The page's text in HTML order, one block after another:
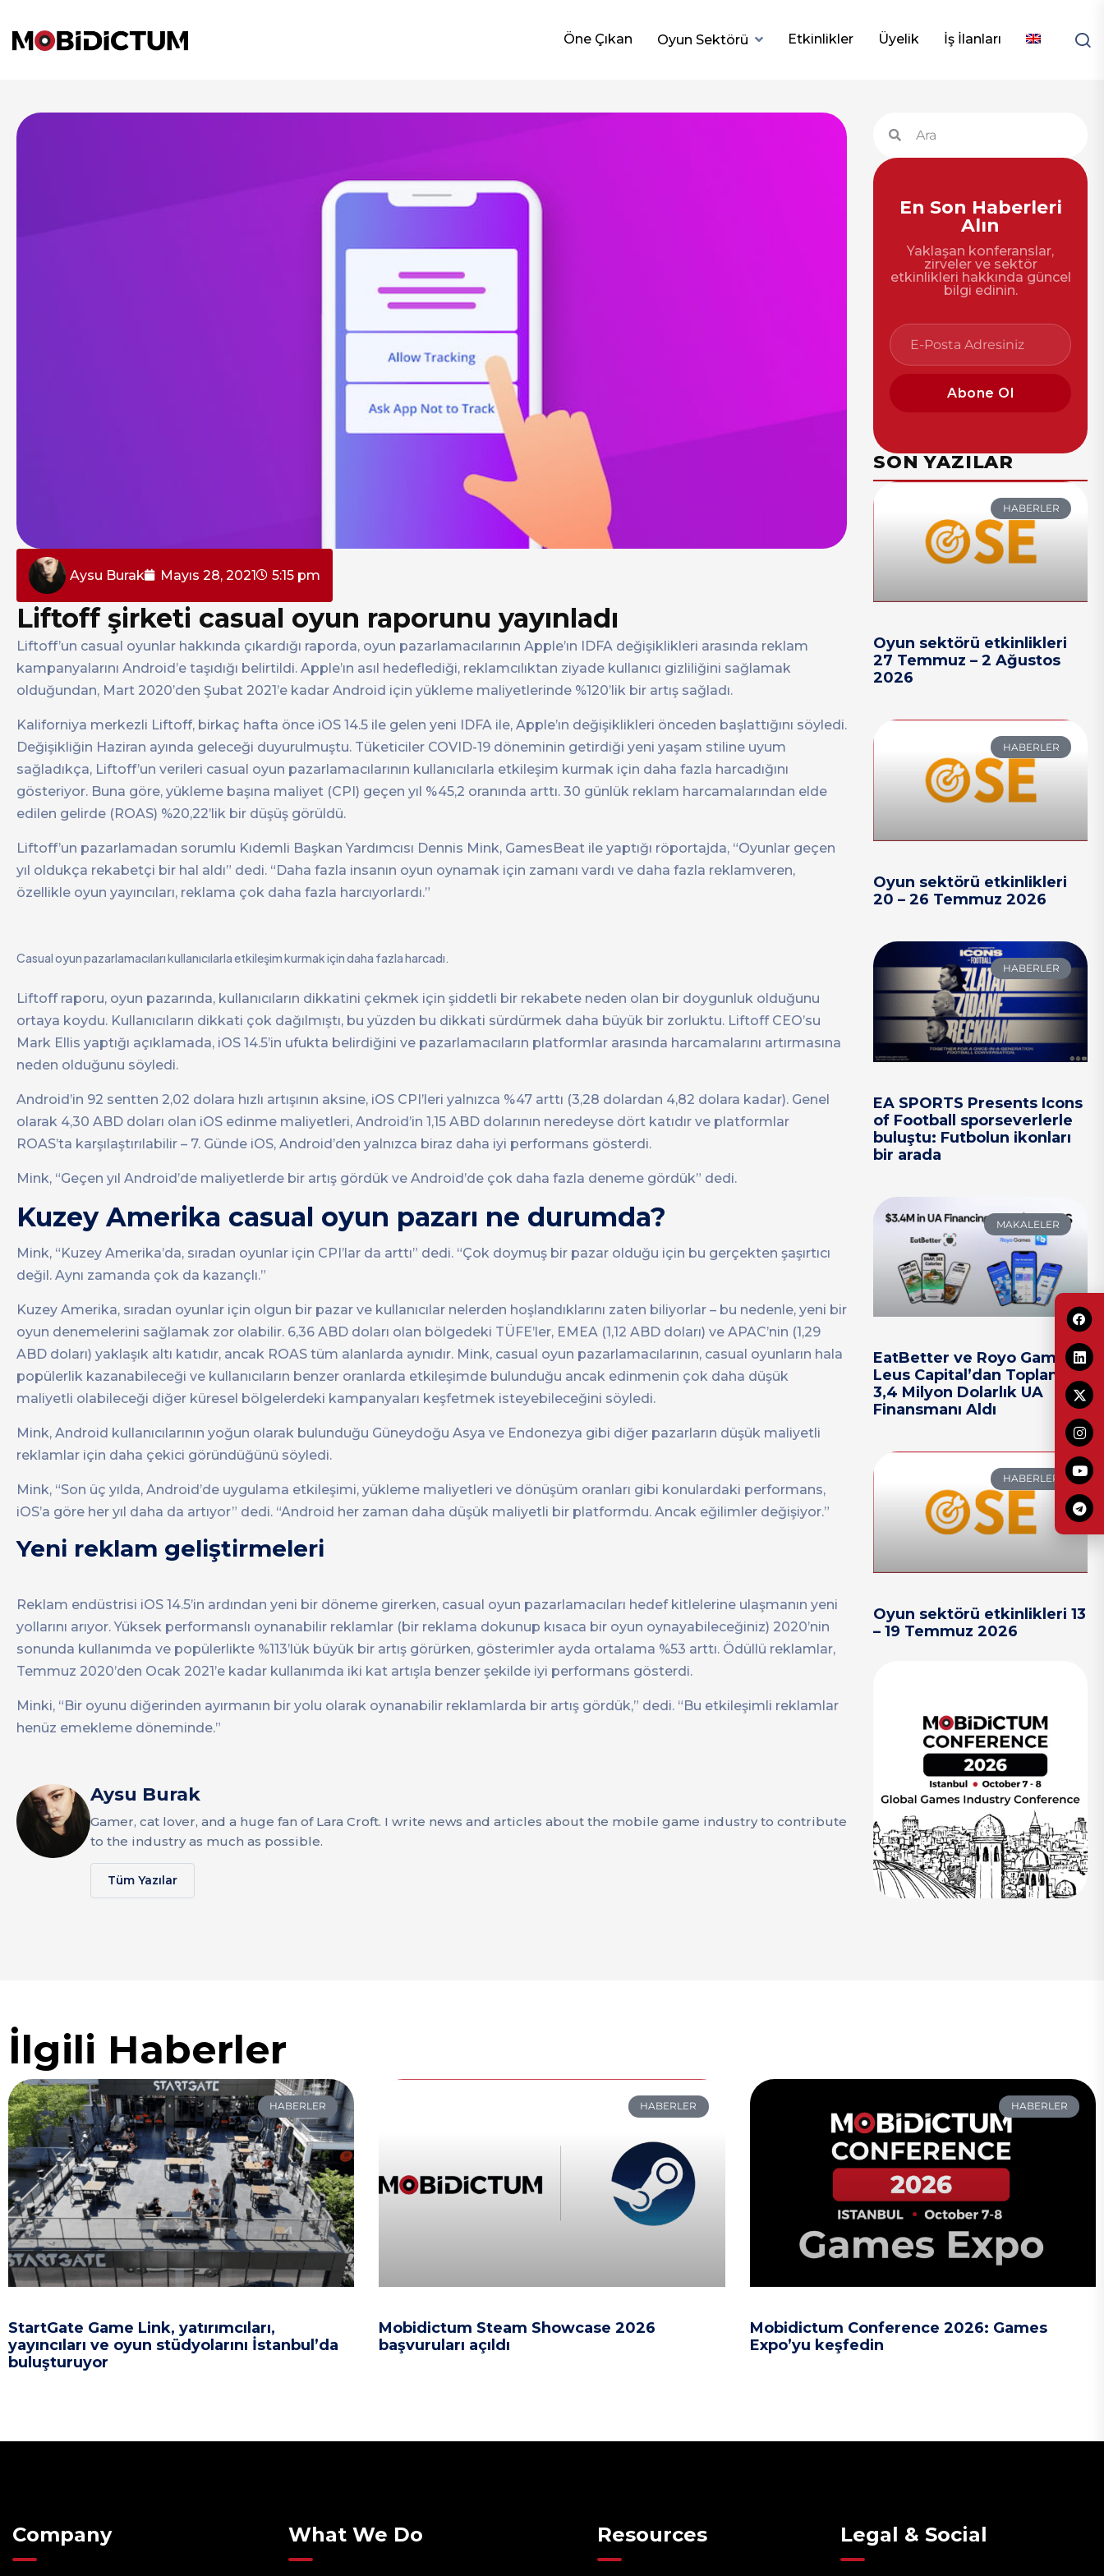
Öne Çıkan Oyun Sektörü Etkinlikler Üyelik İş İlanları
Aysu Burak Mayıs 28, 2021 5:15 pm
Liftoff şirketi casual oyun raporunu yayınladı
Liftoff’un casual oyunlar hakkında çıkardığı raporda, oyun pazarlamacılarının Apple’ın IDFA değişiklikleri arasında reklam
kampanyalarını Android’e taşıdığı belirtildi. Apple’ın asıl hedeflediği, reklamcılıktan ziyade kullanıcı gizliliğini sağlamak
olduğundan, Mart 2020’den Şubat 2021’e kadar Android için yükleme maliyetlerinde %120’lik bir artış sağladı.
Kaliforniya merkezli Liftoff, birkaç hafta önce iOS 14.5 ile gelen yeni IDFA ile, Apple’ın değişiklikleri önceden başlattığını söyledi.
Değişikliğin Haziran ayında geleceği duyurulmuştu. Tüketiciler COVID-19 döneminin getirdiği yeni yaşam stiline uyum
sağladıkça, Liftoff’un verileri casual oyun pazarlamacılarının kullanıcılarla etkileşim kurmak için daha fazla harcadığını
gösteriyor. Buna göre, yükleme başına maliyet (CPI) geçen yıl %45,2 oranında arttı. 30 günlük reklam harcamalarından elde
edilen gelirde (ROAS) %20,22’lik bir düşüş görüldü.
Liftoff’un pazarlamadan sorumlu Kıdemli Başkan Yardımcısı Dennis Mink, GamesBeat ile yaptığı röportajda, “Oyunlar geçen
yıl oldukça rekabetçi bir hal aldı” dedi. “Daha fazla insanın oyun oynamak için zamanı vardı ve daha fazla reklamveren,
özellikle oyun yayıncıları, reklama çok daha fazla harcıyorlardı.”
Casual oyun pazarlamacıları kullanıcılarla etkileşim kurmak için daha fazla harcadı.
Liftoff raporu, oyun pazarında, kullanıcıların dikkatini çekmek için şiddetli bir rekabete neden olan bir doygunluk olduğunu
ortaya koydu. Kullanıcıların dikkati çok dağılmıştı, bu yüzden bu dikkati sürdürmek daha büyük bir zorluktu. Liftoff CEO’su
Mark Ellis yaptığı açıklamada, iOS 14.5’in ufukta belirdiğini ve pazarlamacıların platformlar arasında harcamalarını artırmasına
neden olduğunu söyledi.
Android’in 92 sentten 2,02 dolara hızlı artışının aksine, iOS CPI’leri yalnızca %47 arttı (3,28 dolardan 4,82 dolara kadar). Genel
olarak 4,30 ABD doları olan iOS edinme maliyetleri, Android’in 1,15 ABD dolarının neredeyse dört katıdır ve platformlar
ROAS’ta karşılaştırılabilir – 7. Günde iOS, Android’den yalnızca biraz daha iyi performans gösterdi.
Mink, “Geçen yıl Android’de maliyetlerde bir artış gördük ve Android’de çok daha fazla deneme gördük” dedi.
Kuzey Amerika casual oyun pazarı ne durumda?
Mink, “Kuzey Amerika’da, sıradan oyunlar için CPI’lar da arttı” dedi. “Çok doymuş bir pazar olduğu için bu gerçekten şaşırtıcı
değil. Aynı zamanda çok da kazançlı.”
Kuzey Amerika, sıradan oyunlar için olgun bir pazar ve kullanıcılar nelerden hoşlandıklarını zaten biliyorlar – bu nedenle, yeni bir
oyun denemelerini sağlamak zor olabilir. 6,36 ABD doları olan bölgedeki TÜFE’ler, EMEA (1,12 ABD doları) ve APAC’nin (1,29
ABD doları) yaklaşık altı katıdır, ancak ROAS tüm alanlarda aynıdır. Mink, casual oyun pazarlamacılarının, casual oyunların hala
popülerlik kazanabileceği ve kullanıcıların benzer oranlarda etkileşimde bulunduğu ancak edinmenin çok daha düşük
maliyetli olabileceği diğer küresel bölgelerdeki kampanyaları keşfetmek isteyebileceğini söyledi.
Mink, Android kullanıcılarının yoğun olarak bulunduğu Güneydoğu Asya ve Endonezya gibi diğer pazarların düşük maliyetli
reklamlar için daha çekici göründüğünü söyledi.
Mink, “Son üç yılda, Android’de uygulama etkileşimi, yükleme maliyetleri ve dönüşüm oranları gibi konulardaki performans,
iOS’a göre her yıl daha da artıyor” dedi. “Android her zaman daha düşük maliyetli bir platformdu. Ancak eğilimler değişiyor.”
Yeni reklam geliştirmeleri
Reklam endüstrisi iOS 14.5’in ardından yeni bir döneme girerken, casual oyun pazarlamacıları hedef kitlelerine ulaşmanın yeni
yollarını arıyor. Yüksek performanslı oynanabilir reklamlar (bir reklama dokunup kısaca bir oyun oynayabileceğiniz) 2020’nin
sonunda kullanımda ve popülerlikte %113’lük büyük bir artış görürken, gösterimler ayda ortalama %53 arttı. Ödüllü reklamlar,
Temmuz 2020’den Ocak 2021’e kadar kullanımda iki kat artışla benzer şekilde iyi performans gösterdi.
Minki, “Bir oyunu diğerinden ayırmanın bir yolu olarak oynanabilir reklamlarda bir artış gördük,” dedi. “Bu etkileşimli reklamlar
henüz emekleme döneminde.”
Aysu Burak
Gamer, cat lover, and a huge fan of Lara Croft. I write news and articles about the mobile game industry to contribute
to the industry as much as possible.
Tüm Yazılar
En Son Haberleri
Alın
Yaklaşan konferanslar,
zirveler ve sektör
etkinlikleri hakkında güncel
bilgi edinin.
Abone Ol
SON YAZILAR
HABERLER
Oyun sektörü etkinlikleri
27 Temmuz – 2 Ağustos
2026
HABERLER
Oyun sektörü etkinlikleri
20 – 26 Temmuz 2026
HABERLER
EA SPORTS Presents Icons
of Football sporseverlerle
buluştu: Futbolun ikonları
bir arada
MAKALELER
EatBetter ve Royo Games,
Leus Capital’dan Toplam
3,4 Milyon Dolarlık UA
Finansmanı Aldı
HABERLER
Oyun sektörü etkinlikleri 13
– 19 Temmuz 2026
İlgili Haberler
HABERLER
StartGate Game Link, yatırımcıları,
yayıncıları ve oyun stüdyolarını İstanbul’da
buluşturuyor
HABERLER
Mobidictum Steam Showcase 2026
başvuruları açıldı
HABERLER
Mobidictum Conference 2026: Games
Expo’yu keşfedin
Company What We Do Resources Legal & Social